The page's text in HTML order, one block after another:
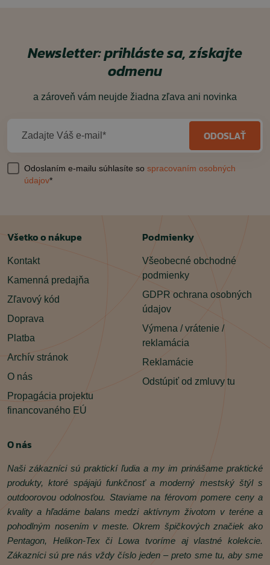
Newsletter: prihláste sa, získajte
odmenu
a zároveň vám neujde žiadna zľava ani novinka
Zadajte Váš e-mail* ODOSLAŤ
Odoslaním e-mailu súhlasíte so spracovaním osobných
údajov*
Všetko o nákupe
Kontakt
Kamenná predajňa
Zľavový kód
Doprava
Platba
Archív stránok
O nás
Propagácia projektu
financovaného EÚ
Podmienky
Všeobecné obchodné
podmienky
GDPR ochrana osobných
údajov
Výmena / vrátenie /
reklamácia
Reklamácie
Odstúpiť od zmluvy tu
O nás
Naši zákazníci sú praktickí ľudia a my im prinášame praktické
produkty, ktoré spájajú funkčnosť a moderný mestský štýl s
outdoorovou odolnosťou. Staviame na férovom pomere ceny a
kvality a hľadáme balans medzi aktívnym životom v teréne a
pohodlným nosením v meste. Okrem špičkových značiek ako
Pentagon, Helikon‑Tex či Lowa tvoríme aj vlastné kolekcie.
Zákazníci sú pre nás vždy číslo jeden – preto sme tu, aby sme